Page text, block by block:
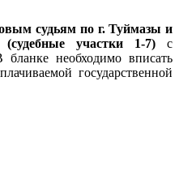
судьям по г. Туймазы и
участки 1-7)с
необходимо вписать
государственной